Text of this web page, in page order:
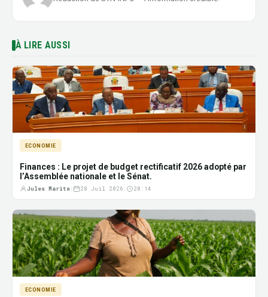
À LIRE AUSSI
ECONOMIE
Finances : Le projet de budget rectificatif 2026 adopté par
l’Assemblée nationale et le Sénat.
Jules Marite 28 Juil 2026 20:14
ECONOMIE